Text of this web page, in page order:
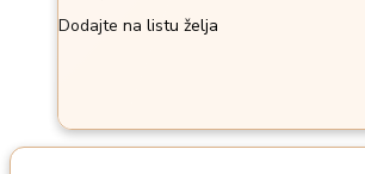
Dodajte na listu želja